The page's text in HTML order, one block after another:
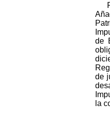
de
de
la